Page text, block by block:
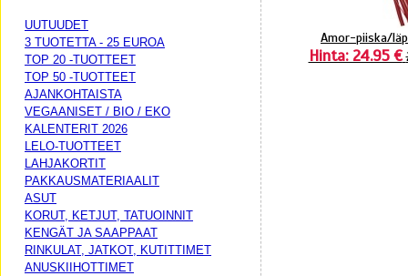
UUTUUDET
3 TUOTETTA - 25 EUROA
TOP 20 -TUOTTEET
TOP 50 -TUOTTEET
AJANKOHTAISTA
VEGAANISET / BIO / EKO
KALENTERIT 2026
LELO-TUOTTEET
LAHJAKORTIT
PAKKAUSMATERIAALIT
ASUT
KORUT, KETJUT, TATUOINNIT
KENGÄT JA SAAPPAAT
RINKULAT, JATKOT, KUTITTIMET
ANUSKIIHOTTIMET
Amor-piiska/
Hinta: 24.95 €